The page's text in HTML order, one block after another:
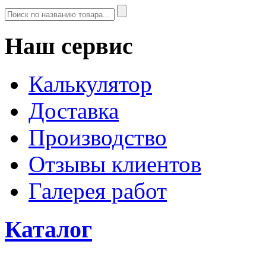
Наш сервис
Калькулятор
Доставка
Производство
Отзывы клиентов
Галерея работ
Каталог